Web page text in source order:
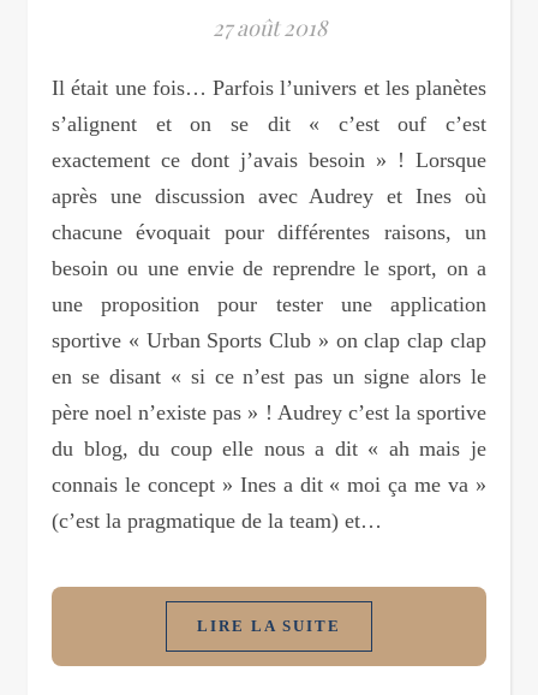
27 août 2018
Il était une fois… Parfois l’univers et les planètes
s’alignent et on se dit « c’est ouf c’est
exactement ce dont j’avais besoin » ! Lorsque
après une discussion avec Audrey et Ines où
chacune évoquait pour différentes raisons, un
besoin ou une envie de reprendre le sport, on a
une proposition pour tester une application
sportive « Urban Sports Club » on clap clap clap
en se disant « si ce n’est pas un signe alors le
père noel n’existe pas » ! Audrey c’est la sportive
du blog, du coup elle nous a dit « ah mais je
connais le concept » Ines a dit « moi ça me va »
(c’est la pragmatique de la team) et…
LIRE LA SUITE